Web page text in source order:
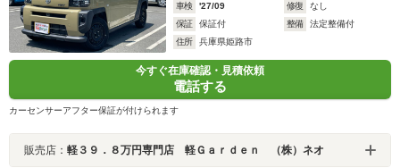
車検
'27/09 修復
なし
保証
保証付 整備
法定整備付
住所
兵庫県姫路市
今すぐ在庫確認・見積依頼
電話する
カーセンサーアフター保証が付けられます
販売店： 軽３９．８万円専門店 軽Ｇａｒｄｅｎ （株）ネオ